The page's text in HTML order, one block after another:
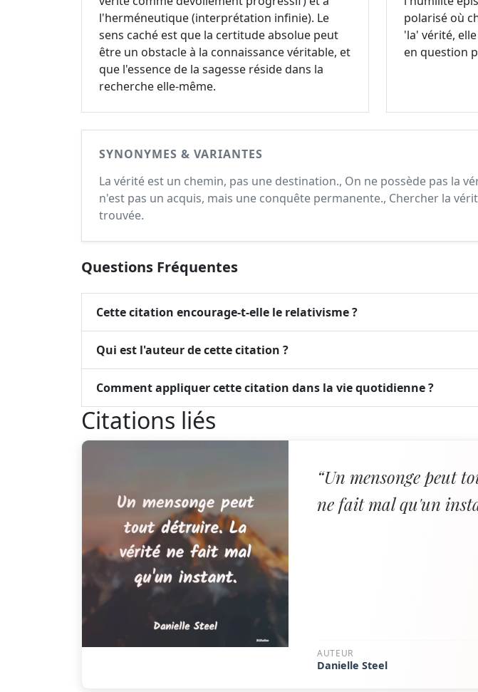
l'herméneutique (interprétation infinie). Le
sens caché est que la certitude absolue peut
être un obstacle à la connaissance véritable, et
que l'essence de la sagesse réside dans la
recherche elle-même.
polarisé où
'la' vérité,
en question
SYNONYMES & VARIANTES
La vérité est un chemin, pas une destination., On ne possède pas la
n'est pas un acquis, mais une conquête permanente., Chercher la
trouvée.
Questions Fréquentes
Cette citation encourage-t-elle le relativisme ?
Qui est l'auteur de cette citation ?
Comment appliquer cette citation dans la vie quotidienne ?
Citations liés
“Un mensonge peut
ne fait mal qu'un
AUTEUR
Danielle Steel